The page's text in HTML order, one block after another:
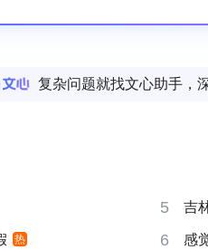
复杂问题就找文心助手，
5 吉
热 6 感